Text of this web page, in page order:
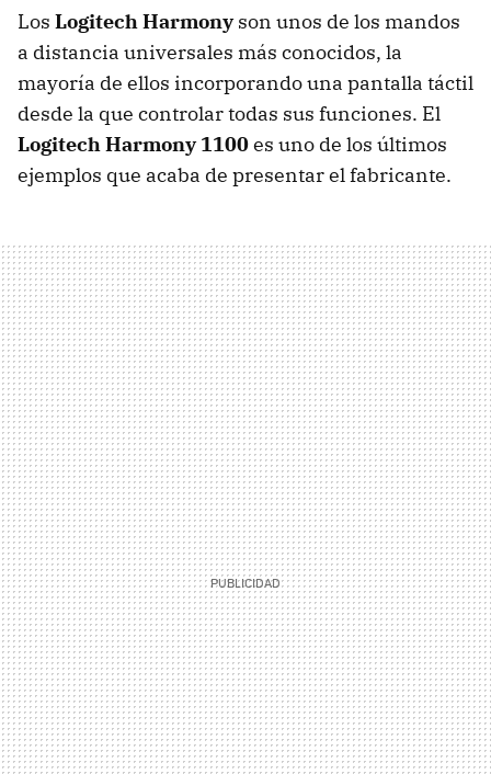
Los Logitech Harmonyson unos de los mandos
a distancia universales más conocidos, la
mayoría de ellos incorporando una pantalla táctil
desde la que controlar todas sus funciones. El
Logitech Harmony 1100es uno de los últimos
ejemplos que acaba de presentar el fabricante.